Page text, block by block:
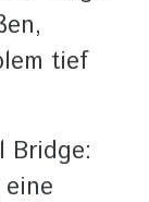
tief
Bridge: